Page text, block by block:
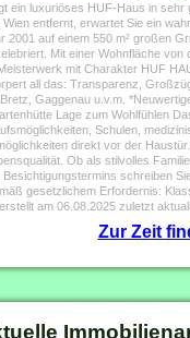
ein luxuriöses HUF-Haus in
Wien entfernt, erwartet Sie ein
2001 auf einem 550 m² großen
Mit einer Wohnfläche
mit Charakter HUF
all das: Transparenz,
Gaggenau u.v.m.
Lage zum Wohlfühlen
Schulen,
direkt vor der
Ob als stilvolles
Besichtigungstermins schreiben
gesetzlichem Erfordernis:
am 06.08.2025 zuletzt
Zur Zeit